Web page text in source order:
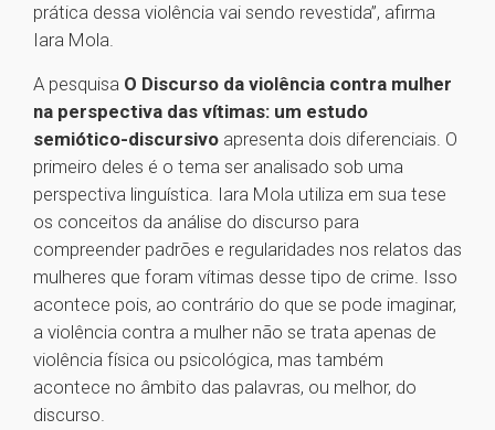
prática dessa violência vai sendo revestida”, afirma
Iara Mola.
A pesquisa O Discurso da violência contra mulher
na perspectiva das vítimas: um estudo
semiótico-discursivo apresenta dois diferenciais. O
primeiro deles é o tema ser analisado sob uma
perspectiva linguística. Iara Mola utiliza em sua tese
os conceitos da análise do discurso para
compreender padrões e regularidades nos relatos das
mulheres que foram vítimas desse tipo de crime. Isso
acontece pois, ao contrário do que se pode imaginar,
a violência contra a mulher não se trata apenas de
violência física ou psicológica, mas também
acontece no âmbito das palavras, ou melhor, do
discurso.